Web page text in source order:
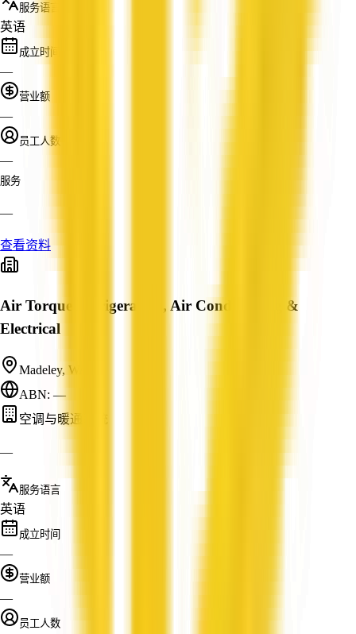
服务语言
英语
成立时间
—
营业额
—
员工人数
—
服务
—
查看资料
Air Torque Refrigeration, Air Conditioning &
Electrical
Madeley, WA
ABN: —
空调与暖通系统
—
服务语言
英语
成立时间
—
营业额
—
员工人数